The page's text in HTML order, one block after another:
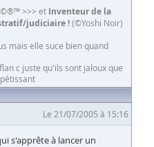
>>> et Inventeur de la
judiciaire !(©Yoshi Noir)
mais elle suce bien quand
c juste qu'ils sont jaloux que
Le 21/07/2005 à 15:16
s'apprête à lancer un